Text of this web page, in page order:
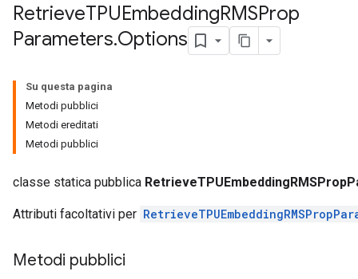
RetrieveTPUEmbeddingRMSProp
Parameters.Options
Su questa pagina
Metodi pubblici
Metodi ereditati
Metodi pubblici
classe statica pubblica
Attributi facoltativi per
Metodi pubblici